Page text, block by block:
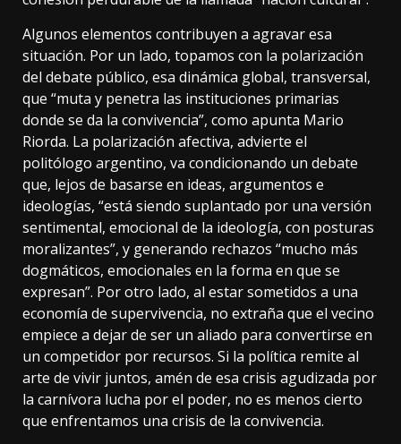
Algunos elementos contribuyen a agravar esa
situación. Por un lado, topamos con la polarización
del debate público, esa dinámica global, transversal,
que “muta y penetra las instituciones primarias
donde se da la convivencia”, como apunta Mario
Riorda. La polarización afectiva, advierte el
politólogo argentino, va condicionando un debate
que, lejos de basarse en ideas, argumentos e
ideologías, “está siendo suplantado por una versión
sentimental, emocional de la ideología, con posturas
moralizantes”, y generando rechazos “mucho más
dogmáticos, emocionales en la forma en que se
expresan”. Por otro lado, al estar sometidos a una
economía de supervivencia, no extraña que el vecino
empiece a dejar de ser un aliado para convertirse en
un competidor por recursos. Si la política remite al
arte de vivir juntos, amén de esa crisis agudizada por
la carnívora lucha por el poder, no es menos cierto
que enfrentamos una crisis de la convivencia.